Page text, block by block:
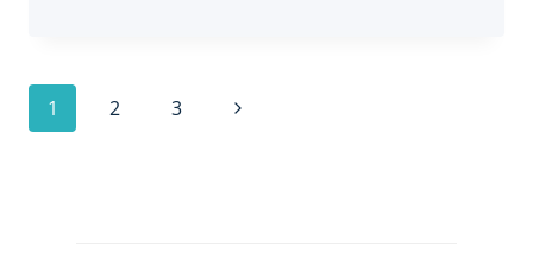
Page
1 2 3
Next